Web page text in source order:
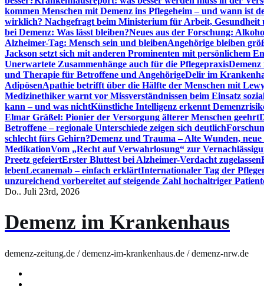
kommen Menschen mit Demenz ins Pflegeheim – und wann ist
wirklich? Nachgefragt beim Ministerium für Arbeit, Gesundheit
bei Demenz: Was lässt bleiben?Neues aus der Forschung:
Alzheimer-Tag: Mensch sein und bleibenAngehörige bleiben
Jackson setzt sich mit anderen Prominenten mit persönlichem
Unerwartete Zusammenhänge auch für die Pflegepraxis
und Therapie für Betroffene und AngehörigeDelir im
AdipösenApathie betrifft über die Hälfte der Menschen mit
Medizinethiker warnt vor Missverständnissen beim Einsatz
kann – und was nichtKünstliche Intelligenz erkennt
Elmar Gräßel: Pionier der Versorgung älterer Menschen geehrt
Betroffene – regionale Unterschiede zeigen sich deutlich
schlecht fürs Gehirn?Demenz und Trauma – Alte Wunden,
MedikationVom „Recht auf Verwahrlosung“ zur
Preetz gefeiertErster Bluttest bei Alzheimer-Verdacht zugelassen
lebenLecanemab – einfach erklärtInternationaler Tag der
unzureichend vorbereitet auf steigende Zahl hochaltriger
Do.. Juli 23rd, 2026
Demenz im Krankenhaus
demenz-zeitung.de / demenz-im-krankenhaus.de / demenz-nrw.de